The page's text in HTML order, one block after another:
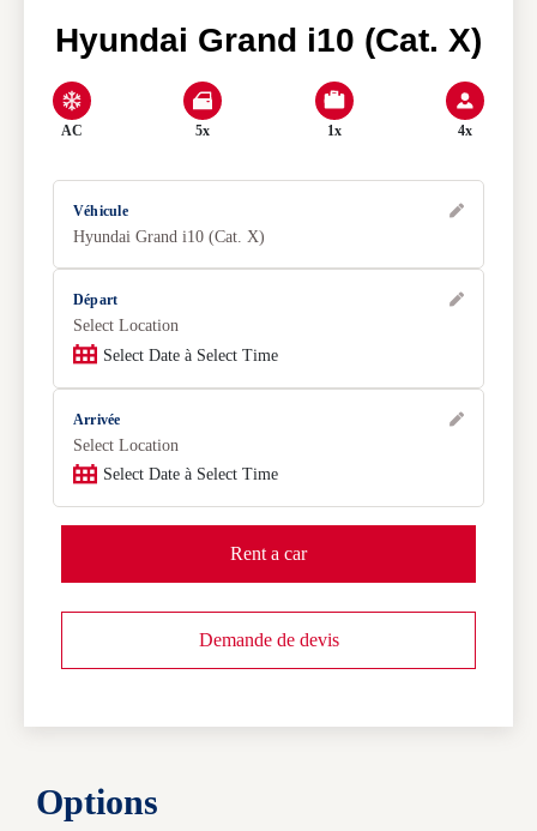
Options
Hyundai Grand i10 (Cat. X)
AC 5x 1x 4x
Véhicule
Hyundai Grand i10 (Cat. X)
Départ
Select Location
Select Date à Select Time
Arrivée
Select Location
Select Date à Select Time
Rent a car
Demande de devis